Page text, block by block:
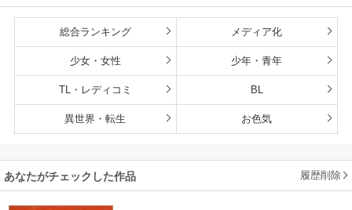
総合ランキング メディア化
少女・女性 少年・青年
TL・レディコミ BL
異世界・転生 お色気
あなたがチェックした作品 履歴削除